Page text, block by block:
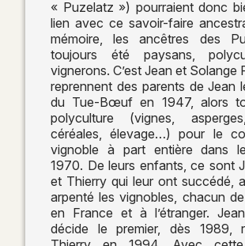
« Puzelatz ») pourraient donc
lien avec ce savoir-faire
mémoire, les ancêtres des
toujours été paysans,
vignerons. C’est Jean et Solange
reprennent des parents de Jean
du Tue-Bœuf en 1947, alors
polyculture (vignes,
céréales, élevage…) pour le
vignoble à part entière dans
1970. De leurs enfants, ce sont
et Thierry qui leur ont succédé,
arpenté les vignobles, chacun
en France et à l’étranger.
décide le premier, dès 1989,